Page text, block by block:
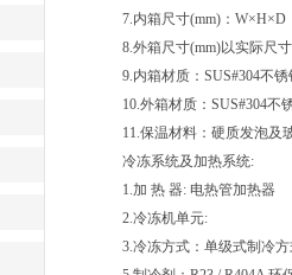
7.内箱尺寸(mm)：W×H×D
8.外箱尺寸(mm)以实际尺
9.内箱材质：SUS#304不锈
10.外箱材质：SUS#304不
11.保温材料：硬质发泡及
冷冻系统及加热系统:
1.加 热 器: 电热管加热器
2.冷冻机单元:
3.冷冻方式：单级式制冷